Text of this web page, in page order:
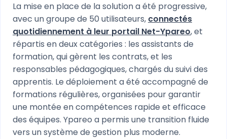
La mise en place de la solution a été progressive,
avec un groupe de 50 utilisateurs, connectés
quotidiennement à leur portail Net-Ypareo, et
répartis en deux catégories : les assistants de
formation, qui gèrent les contrats, et les
responsables pédagogiques, chargés du suivi des
apprentis. Le déploiement a été accompagné de
formations régulières, organisées pour garantir
une montée en compétences rapide et efficace
des équipes. Ypareo a permis une transition fluide
vers un système de gestion plus moderne.